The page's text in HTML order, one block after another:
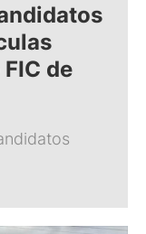
FIC de